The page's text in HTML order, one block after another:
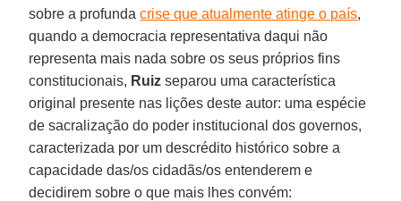
sobre a profundacrise que atualmente atinge o país,
quando a democracia representativa daqui não
representa mais nada sobre os seus próprios fins
constitucionais, Ruiz separou uma característica
original presente nas lições deste autor: uma espécie
de sacralização do poder institucional dos governos,
caracterizada por um descrédito histórico sobre a
capacidade das/os cidadãs/os entenderem e
decidirem sobre o que mais lhes convém: